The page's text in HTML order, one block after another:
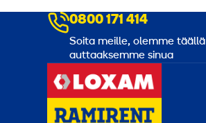
0800 171 414
Soita meille, olemme täällä
auttaaksemme sinua